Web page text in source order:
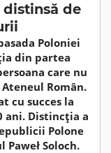
distinsă de
Poloniei
din partea
care nu
Român.
cu succes la
Distincția a
Polone
Soloch.